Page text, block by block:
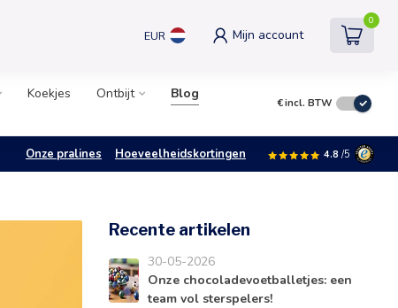
EUR Mijn account
0
Koekjes Ontbijt
Blog
€incl. BTW
Onze pralines Hoeveelheidskortingen 4.8 /5
Recente artikelen
30-05-2026
Onze chocoladevoetballetjes: een
team vol sterspelers!